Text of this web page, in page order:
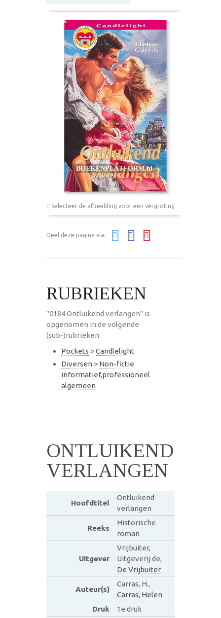
Selecteer de afbeelding voor een vergroting
Deel deze pagina via:
RUBRIEKEN
"0184 Ontluikend verlangen" is
opgenomen in de volgende
(sub-)rubrieken:
Pockets >Candlelight
Diversen > Non-fictie
informatief,professioneel
algemeen
ONTLUIKEND
VERLANGEN
Hoofdtitel
Ontluikend
verlangen
Reeks
Historische
roman
Uitgever
Vrijbuiter,
Uitgeverij de,
De Vrijbuiter
Auteur(s)
Carras, H.,
Carras, Helen
Druk
1e druk